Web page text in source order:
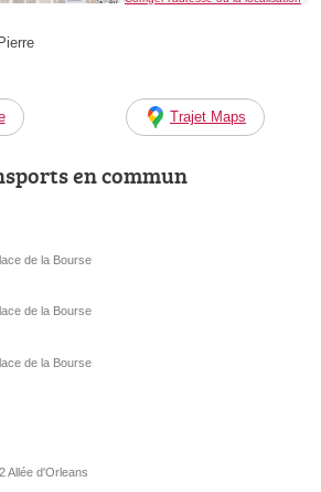
Trajet Maps
en commun
de la Bourse
de la Bourse
de la Bourse
Allée d'Orleans